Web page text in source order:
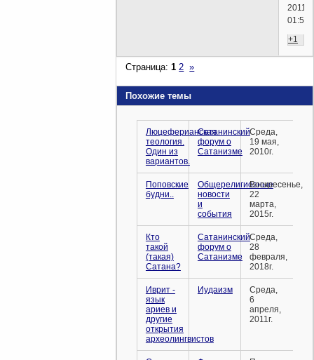
2011г.
01:55)
+1
Страница:1 2 »
Похожие темы
Люцеферианская
теология.
Один из
вариантов.
Сатанинский
форум о
Сатанизме
Среда,
19 мая,
2010г.
Поповские
будни..
Общерелигиозные
новости
и
события
Воскресенье,
22
марта,
2015г.
Кто
такой
(такая)
Сатана?
Сатанинский
форум о
Сатанизме
Среда,
28
февраля,
2018г.
Иврит -
язык
ариев и
другие
открытия
археолингвистов
Иудаизм
Среда,
6
апреля,
2011г.